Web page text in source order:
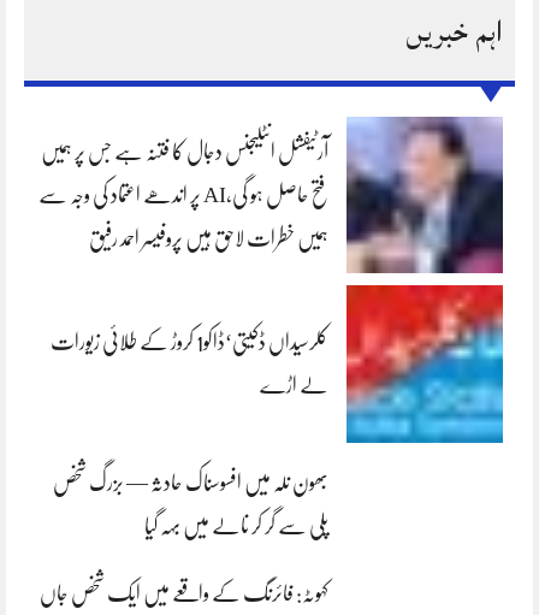
اہم خبریں
آرٹیفشل انٹلیجنس دجال کا فتنہ ہے جس پر ہمیں
فتح حاصل ہو گی،AI پر اندھے اعتماد کی وجہ سے
ہمیں خطرات لاحق ہیں پروفیسر احمد رفیق
کلرسیداں ڈکیتی‘ڈاکو1 کروڑ کے طلائی زیورات
لے اڑے
بھون نلہ میں افسوسناک حادثہ — بزرگ شخص
پلی سے گر کر نالے میں بہہ گیا
کہوٹہ: فائرنگ کے واقعے میں ایک شخص جاں